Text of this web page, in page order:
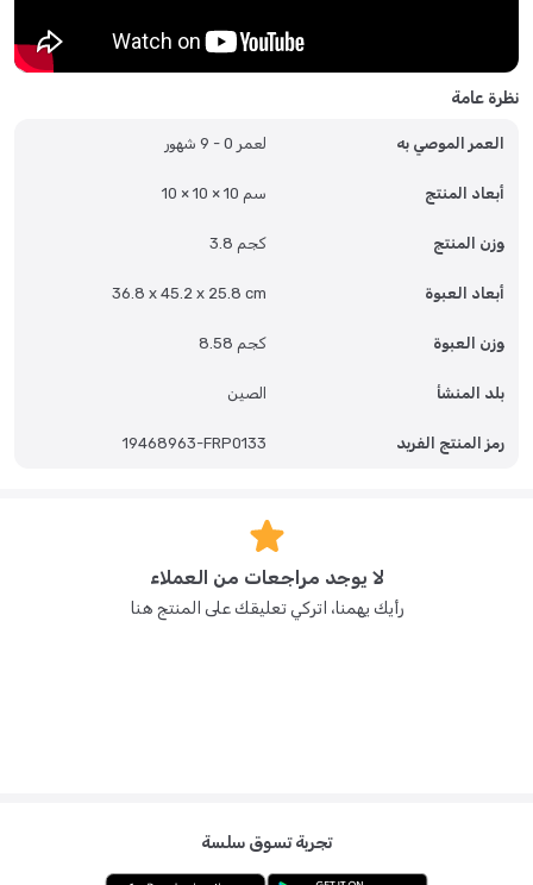
الحليب الصناعي تقريبًا. توفر هذه الآلة الأنيقة والمدمجة ترقية ذكية وصحية
للعناية العصرية بالطفل، وهي مثالية للرضاعة في وقت متأخر من الليل أو أثناء
هو متوافق مع جميع ماركات ورضّاعات الحليب الصناعي؟
التي تتسع لها؟
ج: يتسع خزان الماء القابل للإزالة لـ 50 أونصة (1.5 لتر) من الماء. س: كم مرة أحتاج
وخزان المسحوق قابلان للإزالة بسهولة للتنظيف. س: هل هذا المنتج خالٍ من
ج: نعم، جميع المكونات التي تلامس الحليب الصناعي أو الماء... خالية من مادة
نظرة عامة
العمر الموصي به لعمر 0 - 9 شهور
أبعاد المنتج 10 × 10 × 10 سم
وزن المنتج 3.8 كجم
أبعاد العبوة 36.8 x 45.2 x 25.8 cm
وزن العبوة 8.58 كجم
بلد المنشأ الصين
رمز المنتج الفريد 19468963-FRP0133
لا يوجد مراجعات من العملاء
رأيك يهمنا، اتركي تعليقك على المنتج هنا
تجربة تسوق سلسة